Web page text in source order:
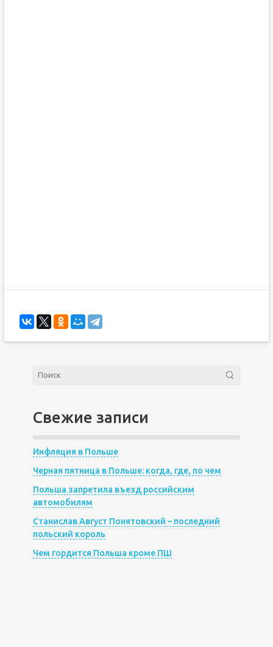
Свежие записи
Инфляция в Польше
Черная пятница в Польше: когда, где, по чем
Польша запретила въезд российским
автомобилям
Станислав Август Понятовский – последний
польский король
Чем гордится Польша кроме ПШ